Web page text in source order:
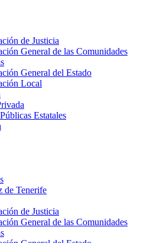
de Justicia
General de las Comunidades
General del Estado
Local
Estatales
de Tenerife
de Justicia
General de las Comunidades